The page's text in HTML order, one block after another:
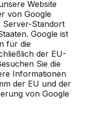
Website
von Google
Server-Standort
Google ist
für die
der EU-
Sie die
Informationen
der EU und der
von Google
finden.